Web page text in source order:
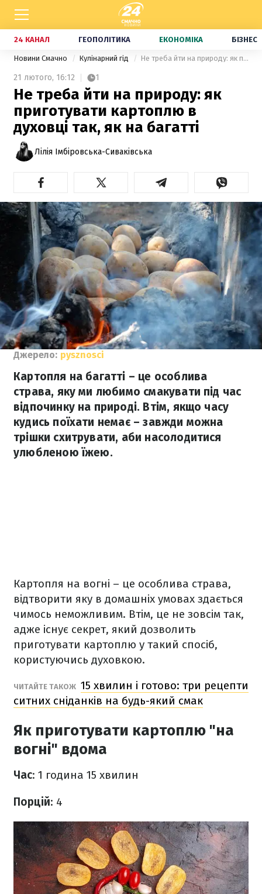
24 КАНАЛ ГЕОПОЛІТИКА ЕКОНОМІКА БІЗНЕС
Новини Смачно Кулінарний гід Не треба йти на природу: як приготувати картоплю в духовці так, як на багатті
21 лютого, 16:12 1
Не треба йти на природу: як
приготувати картоплю в
духовці так, як на багатті
Лілія Імбіровська-Сиваківська
Джерело: pysznosci
Картопля на багатті – це особлива
страва, яку ми любимо смакувати під час
відпочинку на природі. Втім, якщо часу
кудись поїхати немає – завжди можна
трішки схитрувати, аби насолодитися
улюбленою їжею.
Картопля на вогні – це особлива страва,
відтворити яку в домашніх умовах здається
чимось неможливим. Втім, це не зовсім так,
адже існує секрет, який дозволить
приготувати картоплю у такий спосіб,
користуючись духовкою.
ЧИТАЙТЕ ТАКОЖ 15 хвилин і готово: три рецепти
ситних сніданків на будь-який смак
Як приготувати картоплю "на
вогні" вдома
Час: 1 година 15 хвилин
Порцій: 4